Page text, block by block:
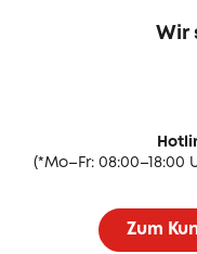
Wir
(*Mo–Fr: 08:00–18:00
Zum